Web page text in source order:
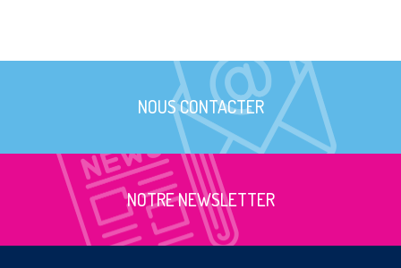
NOUS CONTACTER
NOTRE NEWSLETTER